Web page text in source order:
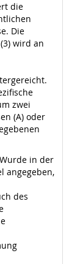
die
Die
wird an
zwei
(A) oder
in der
angegeben,
des